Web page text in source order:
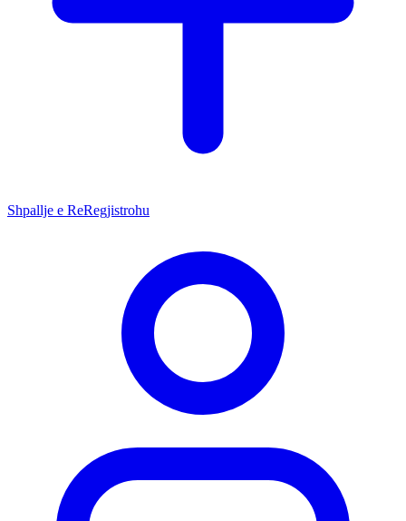
Shpallje e ReRegjistrohu